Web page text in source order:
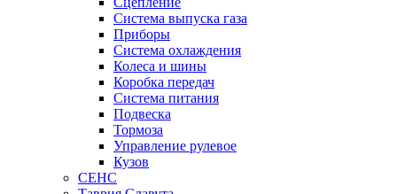
Система выпуска газа
Приборы
Система охлаждения
Колеса и шины
Коробка передач
Система питания
Подвеска
Тормоза
Управление рулевое
Кузов
СЕНС